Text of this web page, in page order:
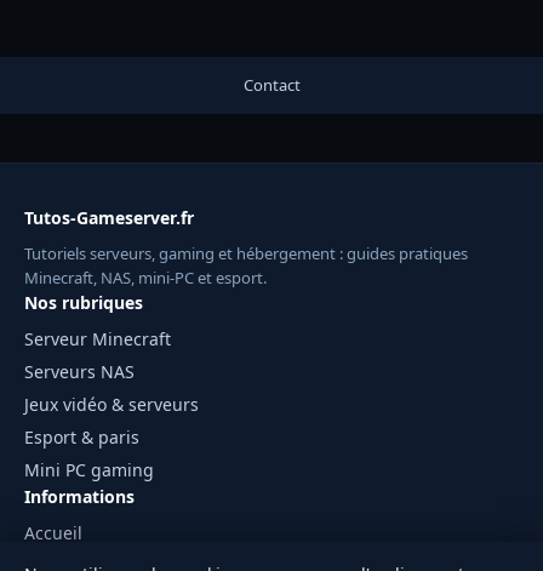
Contact
Tutos-Gameserver.fr
Tutoriels serveurs, gaming et hébergement : guides pratiques
Minecraft, NAS, mini-PC et esport.
Nos rubriques
Serveur Minecraft
Serveurs NAS
Jeux vidéo & serveurs
Esport & paris
Mini PC gaming
Informations
Accueil
Mentions légales